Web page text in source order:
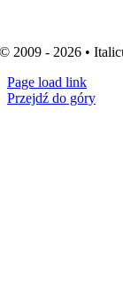
© 2009 - 2026 •
Page load link
Przejdź do góry